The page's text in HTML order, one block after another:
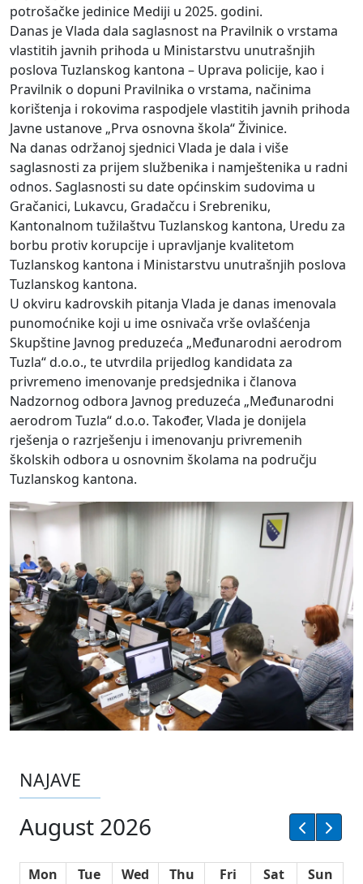
potrošačke jedinice Mediji u 2025. godini.
Danas je Vlada dala saglasnost na Pravilnik o vrstama
vlastitih javnih prihoda u Ministarstvu unutrašnjih
poslova Tuzlanskog kantona – Uprava policije, kao i
Pravilnik o dopuni Pravilnika o vrstama, načinima
korištenja i rokovima raspodjele vlastitih javnih prihoda
Javne ustanove „Prva osnovna škola“ Živinice.
Na danas održanoj sjednici Vlada je dala i više
saglasnosti za prijem službenika i namještenika u radni
odnos. Saglasnosti su date općinskim sudovima u
Gračanici, Lukavcu, Gradačcu i Srebreniku,
Kantonalnom tužilaštvu Tuzlanskog kantona, Uredu za
borbu protiv korupcije i upravljanje kvalitetom
Tuzlanskog kantona i Ministarstvu unutrašnjih poslova
Tuzlanskog kantona.
U okviru kadrovskih pitanja Vlada je danas imenovala
punomoćnike koji u ime osnivača vrše ovlašćenja
Skupštine Javnog preduzeća „Međunarodni aerodrom
Tuzla“ d.o.o., te utvrdila prijedlog kandidata za
privremeno imenovanje predsjednika i članova
Nadzornog odbora Javnog preduzeća „Međunarodni
aerodrom Tuzla“ d.o.o. Također, Vlada je donijela
rješenja o razrješenju i imenovanju privremenih
školskih odbora u osnovnim školama na području
Tuzlanskog kantona.
NAJAVE
August 2026
Mon Tue Wed Thu Fri Sat
Sun